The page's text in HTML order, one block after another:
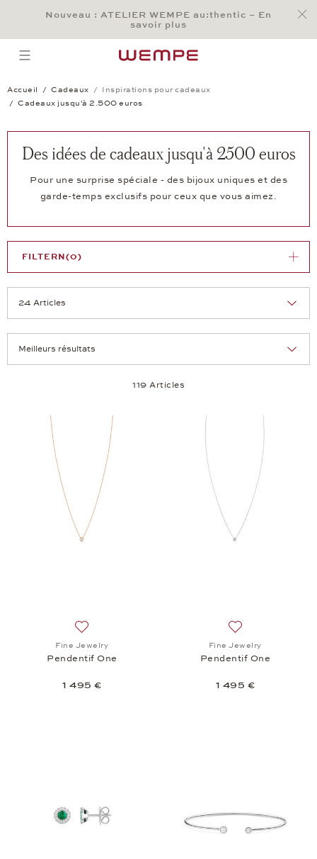
Main Content
Main Menu
Search
Footer
Nouveau : ATELIER WEMPE au:thentic – En
savoir plus
open menu
Accueil Cadeaux
Inspirations pour cadeaux
Cadeaux jusqu'à 2.500 euros
Des idées de cadeaux jusqu'à 2500 euros
Pour une surprise spéciale - des bijoux uniques et des
garde-temps exclusifs pour ceux que vous aimez.
119 Articles
FILTERN(0)
Fine Jewelry
Pendentif One
1 495 €
Fine Jewelry
Pendentif One
1 495 €